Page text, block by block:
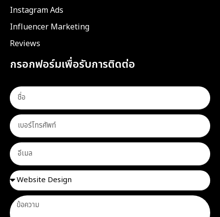
Instagram Ads
Influencer Marketing
Reviews
กรอกฟอร์มเพื่อรับการติดต่อ